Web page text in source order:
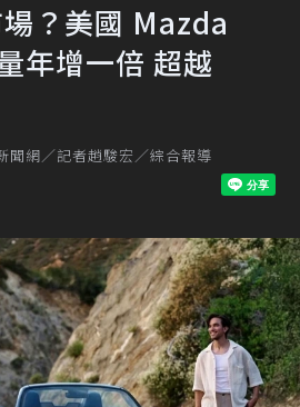
？美國 Mazda
年增一倍 超越
聞網／記者趙駿宏／綜合報導